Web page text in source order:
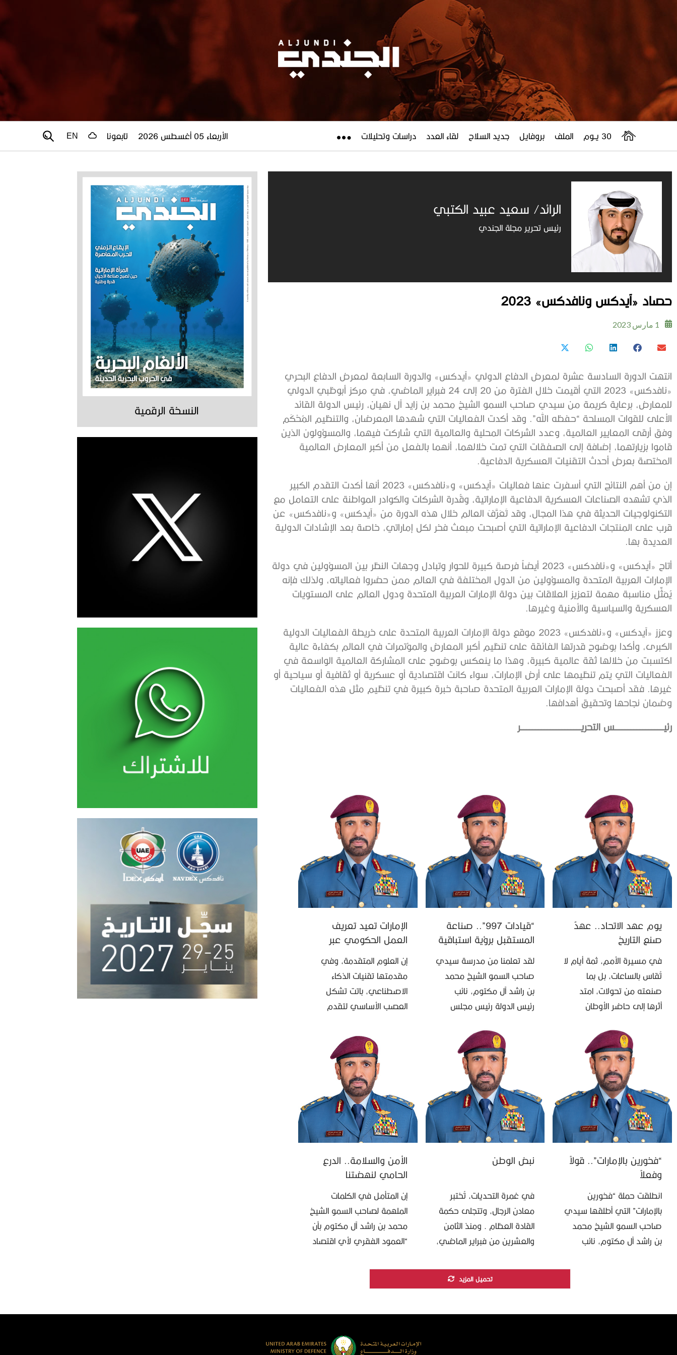
30 يــوم الملف بروفايل جديد السلاح لقاء العدد دراسات وتحليلات الأربعاء 05 أغسطس 2026 تابعونا EN
الرائد/ سعيد عبيد الكتبي
رئيس تحرير مجلة الجندي
حصاد «آيدكس ونافدكس» 2023
1 مارس 2023
انتهت الدورة السادسة عشرة لمعرض الدفاع الدولي «آيدكس» والدورة السابعة لمعرض الدفاع البحري
«نافدكس» 2023 التي أقيمت خلال الفترة من 20 إلى 24 فبراير الماضي، في مركز أبوظبي الدولي
للمعارض، برعاية كريمة من سيدي صاحب السمو الشيخ محمد بن زايد آل نهيان، رئيس الدولة القائد
الأعلى للقوات المسلحة “حفظه الله”. وقد أكدت الفعاليات التي شهدها المعرضان، والتنظيم المُحْكَم
وفق أرقى المعايير العالمية، وعدد الشركات المحلية والعالمية التي شاركت فيهما، والمسؤولون الذين
قاموا بزيارتهما، إضافة إلى الصفقات التي تمت خلالهما، أنهما بالفعل من أكبر المعارض العالمية
المختصة بعرض أحدث التقنيات العسكرية الدفاعية.
إن من أهم النتائج التي أسفرت عنها فعاليات «آيدكس» و«نافدكس» 2023 أنها أكدت التقدم الكبير
الذي تشهده الصناعات العسكرية الدفاعية الإماراتية، وقُدرة الشركات والكوادر المواطنة على التعامل مع
التكنولوجيات الحديثة في هذا المجال، وقد تَعَرَّفَ العالم خلال هذه الدورة من «آيدكس» و«نافدكس» عن
قرب على المنتجات الدفاعية الإماراتية التي أصبحت مبعث فخر لكل إماراتي، خاصة بعد الإشادات الدولية
العديدة بها.
أتاح «آيدكس» و«نافدكس» 2023 أيضاً فرصة كبيرة للحوار وتبادل وجهات النظر بين المسؤولين في دولة
الإمارات العربية المتحدة والمسؤولين من الدول المختلفة في العالم ممن حضروا فعالياته، ولذلك فإنه
يُمَثِّل مناسبة مهمة لتعزيز العلاقات بين دولة الإمارات العربية المتحدة ودول العالم على المستويات
العسكرية والسياسية والأمنية وغيرها.
وعزز «آيدكس» و«نافدكس» 2023 موقع دولة الإمارات العربية المتحدة على خريطة الفعاليات الدولية
الكبرى، وأكدا بوضوح قدرتها الفائقة على تنظيم أكبر المعارض والمؤتمرات في العالم بكفاءة عالية
اكتسبت من خلالها ثقة عالمية كبيرة، وهذا ما ينعكس بوضوح على المشاركة العالمية الواسعة في
الفعاليات التي يتم تنظيمها على أرض الإمارات، سواء كانت اقتصادية أو عسكرية أو ثقافية أو سياحية أو
غيرها. فقد أصبحت دولة الإمارات العربية المتحدة صاحبة خبرة كبيرة في تنظيم مثل هذه الفعاليات
وضمان نجاحها وتحقيق أهدافها.
رئيــــــــــــــــــــــــــــــــس التحريــــــــــــــــــــــــــــــــــــــــر
يوم عهد الاتحاد.. عهدٌ
صنع التاريخ
في مسيرة الأمم، ثمة أيام لا
تُقاس بالساعات، بل بما
صنعته من تحولات، امتد
أثرها إلى حاضر الأوطان
«يوم عهد الاتحاد» شاهداً
على واحدة من أهم المحطات
“قيادات 997”.. صناعة
المستقبل برؤية استباقية
لقد تعلمنا من مدرسة سيدي
صاحب السمو الشيخ محمد
بن راشد آل مكتوم، نائب
رئيس الدولة رئيس مجلس
في القيادة والإدارة، أن “القائد
الحقيقي هو …
الإمارات تعيد تعريف
العمل الحكومي عبر
إن العلوم المتقدمة، وفي
مقدمتها تقنيات الذكاء
الاصطناعي، باتت تشكل
العصب الأساسي لتقدم
المستقبل؛ فمن يتصدر
المشهد العالمي في هذه
الطفرة التكنولوجية يمتلك بلا
شك مقاليد …
“فخورين بالإمارات”.. قولاً
وفعلاً
انطلقت حملة “فخورين
بالإمارات” التي أطلقها سيدي
صاحب السمو الشيخ محمد
بن راشد آل مكتوم، نائب
الوزراء حاكم دبي “رعاه الله”،
لترسم مشهداً وطنياً مهيباً؛
نبض الوطن
في غمرة التحديات، تُختبر
معادن الرجال، وتتجلى حكمة
القادة العظام . ومنذ الثامن
والعشرين من فبراير الماضي،
الشيخ محمد بن زايد آل نهيان،
رئيس الدولة “حفظه …
الأمن والسلامة.. الدرع
الحامي لنهضتنا
الصناعية والتقنية
إن المتأمل في الكلمات
الملهمة لصاحب السمو الشيخ
محمد بن راشد آل مكتوم بأن
“العمود الفقري لأي اقتصاد
الصناعية”، يجعلنا في القيادة
العامة للدفاع المدني أمام …
تحميل المزيد
النسخة الرقمية